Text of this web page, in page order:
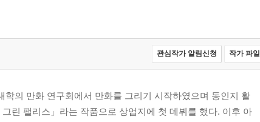
관심작가 알림신청 작가 파일
의 만화 연구회에서 만화를 그리기 시작하였으며 동인지 활
린 팰리스」라는 작품으로 상업지에 첫 데뷔를 했다. 이후 아